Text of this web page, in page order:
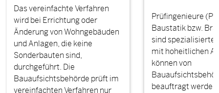
Das vereinfachte Verfahren
wird bei Errichtung oder
Änderung von Wohngebäuden
und Anlagen, die keine
Sonderbauten sind,
durchgeführt. Die
Bauaufsichtsbehörde prüft im
vereinfachten Verfahren nur
Prüfingenieure
Baustatik bzw.
sind spezialisierte
mit hoheitlichen
können von
beauftragt